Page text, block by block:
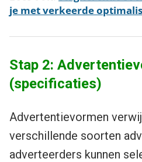
je met verkeerde
Stap 2:
(specificaties)
Advertentievormen
verschillende soorten
adverteerders kunnen